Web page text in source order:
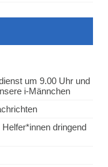
um 9.00 Uhr und
i-Männchen
dringend